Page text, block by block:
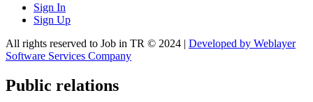
Sign In
Sign Up
All rights reserved to Job in TR © 2024 | Developed by Weblayer
Software Services Company
Public relations